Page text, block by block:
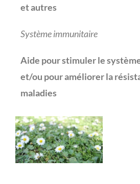
et autres
Système immunitaire
Aide pour stimuler le
et/ou pour améliorer la
maladies